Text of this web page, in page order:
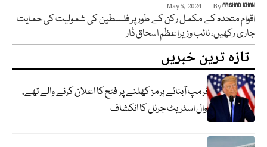
May 5, 2024 ByARSHAD KHAN
اقوام متحدہ کے مکمل رکن کے طور پر فلسطین کی شمولیت کی حمایت
جاری رکھیں، نائب وزیراعظم اسحاق ڈار
تازہ ترین خبریں
ٹرمپ آبنائے ہرمز کھلنے پر فتح کا اعلان کرنے والے تھے،
وال اسٹریٹ جرنل کا انکشاف